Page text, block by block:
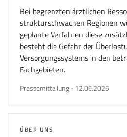
Bei begrenzten ärztlichen
strukturschwachen Regionen
geplante Verfahren diese
besteht die Gefahr der
Versorgungssystems in den
Fachgebieten.
Pressemitteilungveröffentlicht
- 12.06.2026
THEMA:
ÜBER UNS